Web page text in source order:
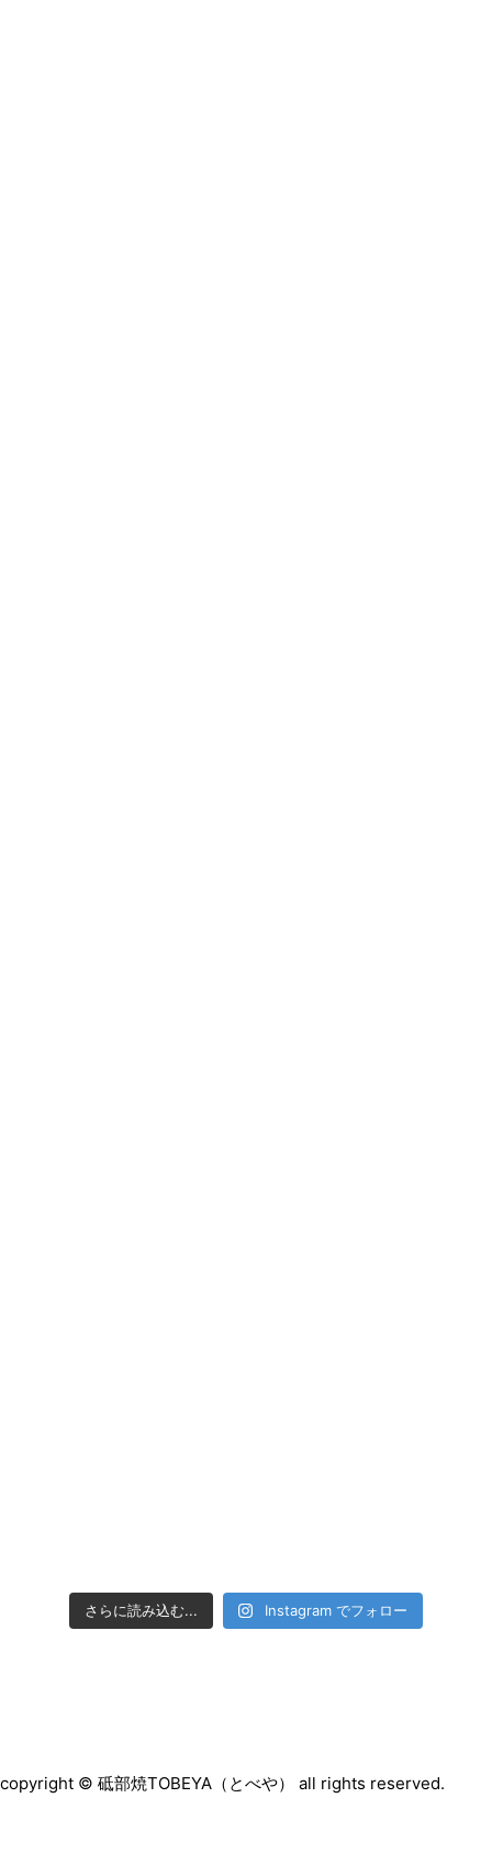
さらに読み込む... Instagram でフォロー
copyright © 砥部焼TOBEYA（とべや） all rights reserved.